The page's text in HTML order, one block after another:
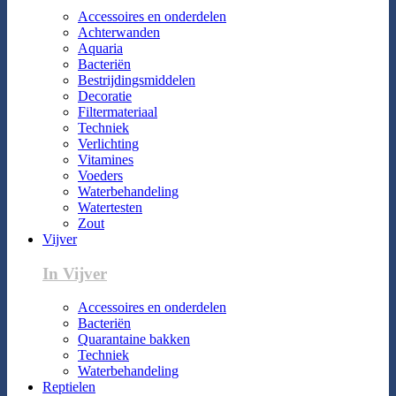
Accessoires en onderdelen
Achterwanden
Aquaria
Bacteriën
Bestrijdingsmiddelen
Decoratie
Filtermateriaal
Techniek
Verlichting
Vitamines
Voeders
Waterbehandeling
Watertesten
Zout
Vijver
In Vijver
Accessoires en onderdelen
Bacteriën
Quarantaine bakken
Techniek
Waterbehandeling
Reptielen